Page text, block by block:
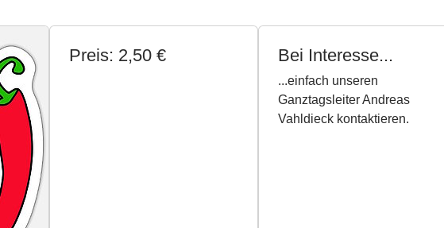
Preis: 2,50 € Bei Interesse...
...einfach unseren
Ganztagsleiter Andreas
Vahldieck kontaktieren.